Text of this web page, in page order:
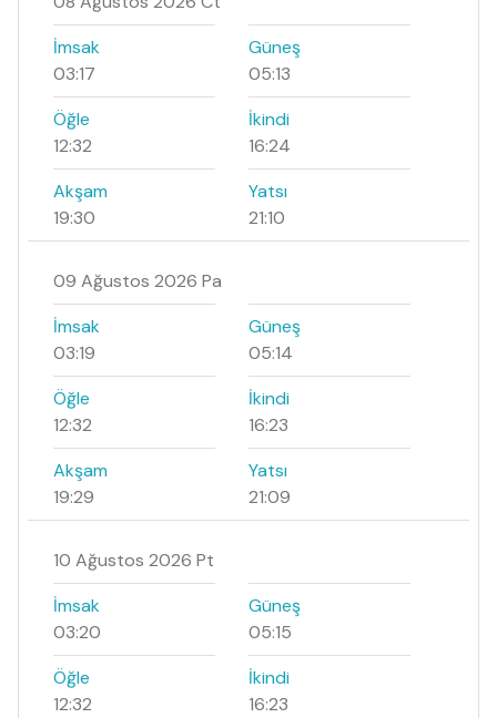
İmsak
03:17
Güneş
05:13
Öğle
12:32
İkindi
16:24
Akşam
19:30
Yatsı
21:10
09 Ağustos 2026 Pa
İmsak
03:19
Güneş
05:14
Öğle
12:32
İkindi
16:23
Akşam
19:29
Yatsı
21:09
10 Ağustos 2026 Pt
İmsak
03:20
Güneş
05:15
Öğle
12:32
İkindi
16:23